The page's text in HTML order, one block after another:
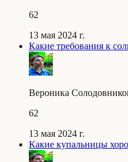
62
13 мая 2024 г.
Какие требования к
Вероника
62
13 мая 2024 г.
Какие купальницы